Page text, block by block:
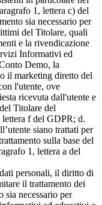
1, lettera c) del
sia necessario per
del Titolare, quali
e la rivendicazione
Informativi ed
Demo, la
il marketing diretto del
l'utente, ove
ricevuta dall'utente e
Titolare del
f del GDPR; d.
siano trattati per
sulla base del
1, lettera a del
personali, il diritto di
il trattamento dei
sia necessario per